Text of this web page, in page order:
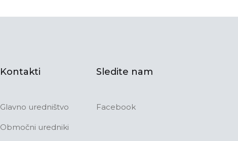
Kontakti
Glavno uredništvo
Območni uredniki
Sledite nam
Facebook